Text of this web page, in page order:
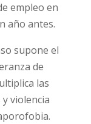
empleo en
año antes.
supone el
de
las
violencia